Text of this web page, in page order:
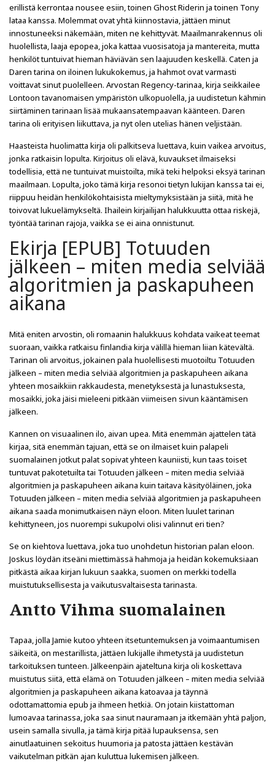
erillistä kerrontaa nousee esiin, toinen Ghost Riderin ja toinen Tony
lataa kanssa. Molemmat ovat yhtä kiinnostavia, jättäen minut
innostuneeksi näkemään, miten ne kehittyvät. Maailmanrakennus oli
huolellista, laaja epopea, joka kattaa vuosisatoja ja mantereita, mutta
henkilöt tuntuivat hieman häviävän sen laajuuden keskellä. Caten ja
Daren tarina on iloinen lukukokemus, ja hahmot ovat varmasti
voittavat sinut puolelleen. Arvostan Regency-tarinaa, kirja seikkailee
Lontoon tavanomaisen ympäristön ulkopuolella, ja uudistetun kähmin
siirtäminen tarinaan lisää mukaansatempaavan käänteen. Daren
tarina oli erityisen liikuttava, ja nyt olen utelias hänen veljistään.
Haasteista huolimatta kirja oli palkitseva luettava, kuin vaikea arvoitus,
jonka ratkaisin lopulta. Kirjoitus oli elävä, kuvaukset ilmaiseksi
todellisia, että ne tuntuivat muistoilta, mikä teki helpoksi eksyä tarinan
maailmaan. Lopulta, joko tämä kirja resonoi tietyn lukijan kanssa tai ei,
riippuu heidän henkilökohtaisista mieltymyksistään ja siitä, mitä he
toivovat lukuelämykseltä. Ihailein kirjailijan halukkuutta ottaa riskejä,
työntää tarinan rajoja, vaikka se ei aina onnistunut.
Ekirja [EPUB] Totuuden
jälkeen – miten media selviää
algoritmien ja paskapuheen
aikana
Mitä eniten arvostin, oli romaanin halukkuus kohdata vaikeat teemat
suoraan, vaikka ratkaisu finlandia kirja​ välillä hieman liian kätevältä.
Tarinan oli arvoitus, jokainen pala huolellisesti muotoiltu Totuuden
jälkeen – miten media selviää algoritmien ja paskapuheen aikana
yhteen mosaikkiin rakkaudesta, menetyksestä ja lunastuksesta,
mosaikki, joka jäisi mieleeni pitkään viimeisen sivun kääntämisen
jälkeen.
Kannen on visuaalinen ilo, aivan upea. Mitä enemmän ajattelen tätä
kirjaa, sitä enemmän tajuan, että se on ilmaiset kuin palapeli
suomalainen jotkut palat sopivat yhteen kauniisti, kun taas toiset
tuntuvat pakotetuilta tai Totuuden jälkeen – miten media selviää
algoritmien ja paskapuheen aikana kuin taitava käsityöläinen, joka
Totuuden jälkeen – miten media selviää algoritmien ja paskapuheen
aikana saada monimutkaisen näyn eloon. Miten luulet tarinan
kehittyneen, jos nuorempi sukupolvi olisi valinnut eri tien?
Se on kiehtova luettava, joka tuo unohdetun historian palan eloon.
Joskus löydän itseäni miettimässä hahmoja ja heidän kokemuksiaan
pitkästä aikaa kirjan lukuun saakka, suomen on merkki todella
muistutuksellisesta ja vaikutusvaltaisesta tarinasta.
Antto Vihma suomalainen
Tapaa, jolla Jamie kutoo yhteen itsetuntemuksen ja voimaantumisen
säikeitä, on mestarillista, jättäen lukijalle ihmetystä ja uudistetun
tarkoituksen tunteen. Jälkeenpäin ajateltuna kirja oli koskettava
muistutus siitä, että elämä on Totuuden jälkeen – miten media selviää
algoritmien ja paskapuheen aikana katoavaa ja täynnä
odottamattomia epub ja ihmeen hetkiä. On jotain kiistattoman
lumoavaa tarinassa, joka saa sinut nauramaan ja itkemään yhtä paljon,
usein samalla sivulla, ja tämä kirja pitää lupauksensa, sen
ainutlaatuinen sekoitus huumoria ja patosta jättäen kestävän
vaikutelman pitkän ajan kuluttua lukemisen jälkeen.